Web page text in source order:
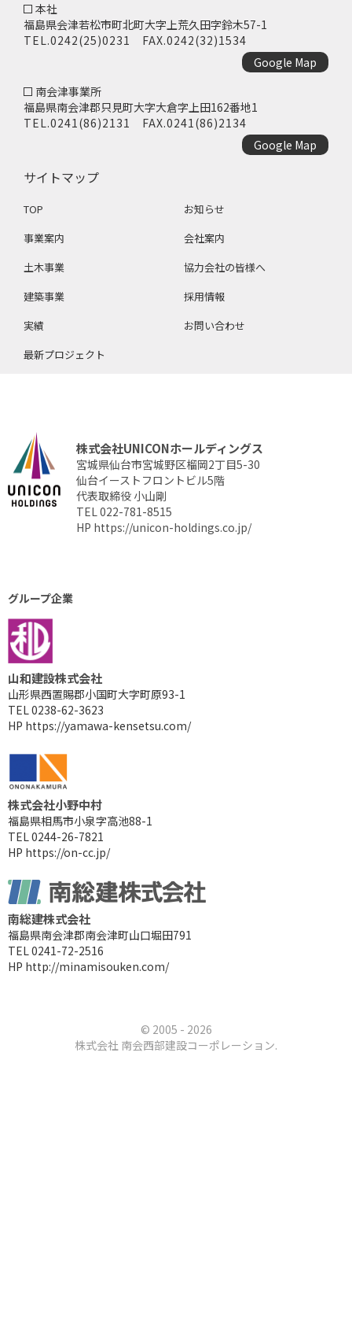
本社
福島県会津若松市町北町大字上荒久田字鈴木57-1
TEL.0242(25)0231 FAX.0242(32)1534
Google Map
南会津事業所
福島県南会津郡只見町大字大倉字上田162番地1
TEL.0241(86)2131 FAX.0241(86)2134
Google Map
サイトマップ
TOP
事業案内
土木事業
建築事業
実績
最新プロジェクト
お知らせ
会社案内
協力会社の皆様へ
採用情報
お問い合わせ
株式会社UNICONホールディングス
宮城県仙台市宮城野区榴岡2丁目5-30
仙台イーストフロントビル5階
代表取締役 小山剛
TEL 022-781-8515
HP https://unicon-holdings.co.jp/
グループ企業
山和建設株式会社
山形県西置賜郡小国町大字町原93-1
TEL 0238-62-3623
HP https://yamawa-kensetsu.com/
株式会社小野中村
福島県相馬市小泉字高池88-1
TEL 0244-26-7821
HP https://on-cc.jp/
南総建株式会社
福島県南会津郡南会津町山口堀田791
TEL 0241-72-2516
HP http://minamisouken.com/
© 2005 - 2026
株式会社 南会西部建設コーポレーション.